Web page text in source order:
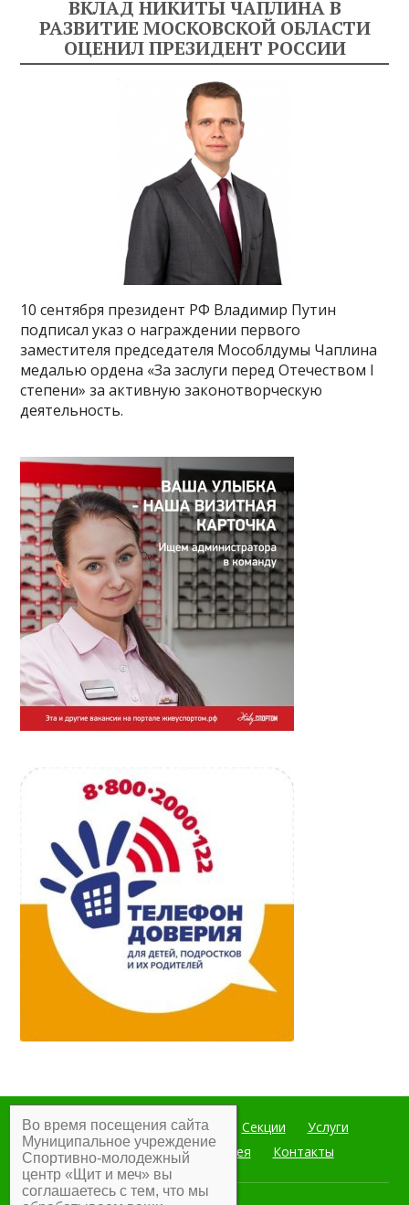
ВКЛАД НИКИТЫ ЧАПЛИНА В
РАЗВИТИЕ МОСКОВСКОЙ ОБЛАСТИ
ОЦЕНИЛ ПРЕЗИДЕНТ РОССИИ
10 сентября президент РФ Владимир Путин
подписал указ о награждении первого
заместителя председателя Мособлдумы Чаплина
медалью ордена «За заслуги перед Отечеством I
степени» за активную законотворческую
деятельность.
Главная Мероприятия Секции
Услуги
Документы
Фотогалерея Контакты
Во время посещения сайта
Муниципальное учреждение
Спортивно-молодежный
центр «Щит и меч» вы
соглашаетесь с тем, что мы